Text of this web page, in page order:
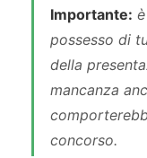
Importante:
possesso di
della
mancanza
concorso.